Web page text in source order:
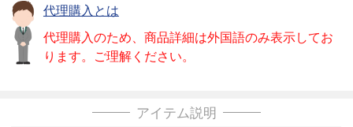
代理購入とは
代理購入のため、商品詳細は外国語のみ表示してお
ります。ご理解ください。
アイテム説明